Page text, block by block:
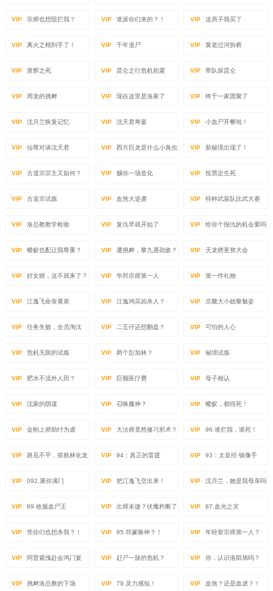
VIP 宗师也想阻拦我？ VIP 谁派你们来的？！ VIP 这房子我买了
VIP 离火之精到手了！ VIP 千年道尸 VIP 黄老过河拆桥
VIP 唐辉之死 VIP 昆仑之行危机初露 VIP 带队探昆仑
VIP 周龙的挑衅 VIP 现在这里是洛家了 VIP 终于一家团聚了
VIP 沈月兰恢复记忆 VIP 沈天君寿宴 VIP 小血尸开餐啦！
VIP 仙尊对谈沈天君 VIP 西方巨龙是什么小臭虫 VIP 新秘境出现了！
VIP 古道宗宗主又如何？ VIP 赐你一场造化 VIP 投票定生死
VIP 古道宗试炼 VIP 血煞大逆袭 VIP 特种武装队比武大赛
VIP 洛总教教学检验 VIP 复仇早就开始了 VIP 给你个报仇的机会要吗
VIP 蝼蚁也配让我尊重？ VIP 遭挑衅，黎九遇劲敌？ VIP 天龙榜更替大会
VIP 好女婿，这不就来了？ VIP 华邦宗师第一人 VIP 第一件礼物
VIP 江逸飞命丧黄泉 VIP 江逸鸿买凶杀人？ VIP 京畿大小姐黎魅姿
VIP 任务失败，全员淘汰 VIP 二五仔还想翻盘？ VIP 可怕的人心
VIP 危机无限的试炼 VIP 两个彭加林？ VIP 秘境试炼
VIP 肥水不流外人田？ VIP 巨额医疗费 VIP 母子相认
VIP 沈家的阴谋 VIP 召唤魔神？ VIP 蝼蚁，都得死！
VIP 金刚上师助纣为虐 VIP 大法师竟然修习邪术？ VIP 96.谁拦我，谁死！
VIP 路见不平，搭救林化龙 VIP 94：真正的雷霆 VIP 93：太皇经·镜像手
VIP 092.屠你满门 VIP 把江逸飞交出来！ VIP 沈月兰，她是我母亲吗
VIP 89.收服血尸王 VIP 出师未捷？伏魔杵断了 VIP 87.血光之灾
VIP 凭你们也想杀我？！ VIP 85.符篆唤神？！ VIP 年轻辈宗师第一人？
VIP 阿普紫傀赴会鸿门宴 VIP 赶尸一脉的危机？ VIP 你，认识洛阳旭吗？
VIP 挑衅洛总教的下场 VIP 79.灵力感知！ VIP 血煞？还是血虐？！